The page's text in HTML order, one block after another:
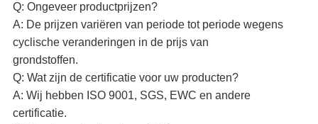
Q: Ongeveer productprijzen?
A: De prijzen variëren van periode tot periode wegens
cyclische veranderingen in de prijs van
grondstoffen.
Q: Wat zijn de certificatie voor uw producten?
A: Wij hebben ISO 9001, SGS, EWC en andere
certificatie.